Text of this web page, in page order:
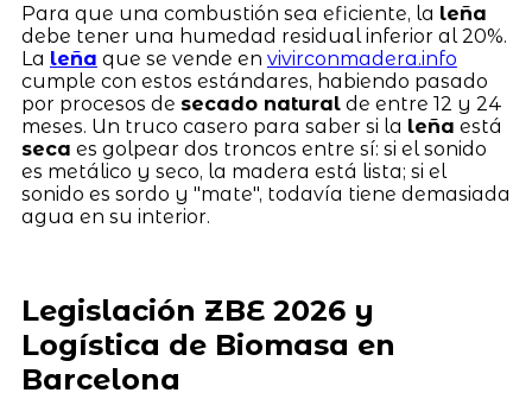
Para que una combustión sea eficiente, la leña
debe tener una humedad residual inferior al 20%.
La leña que se vende en vivirconmadera.info
cumple con estos estándares, habiendo pasado
por procesos de secado naturalde entre 12 y 24
meses. Un truco casero para saber si la leña está
seca es golpear dos troncos entre sí: si el sonido
es metálico y seco, la madera está lista; si el
sonido es sordo y "mate", todavía tiene demasiada
agua en su interior.
Legislación ZBE 2026 y
Logística de Biomasa en
Barcelona